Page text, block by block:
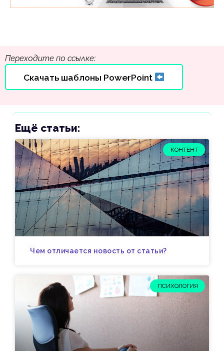
Переходите по ссылке:
Скачать шаблоны PowerPoint
Ещё статьи:
КОНТЕНТ
Чем отличается новость от статьи?
ПСИХОЛОГИЯ